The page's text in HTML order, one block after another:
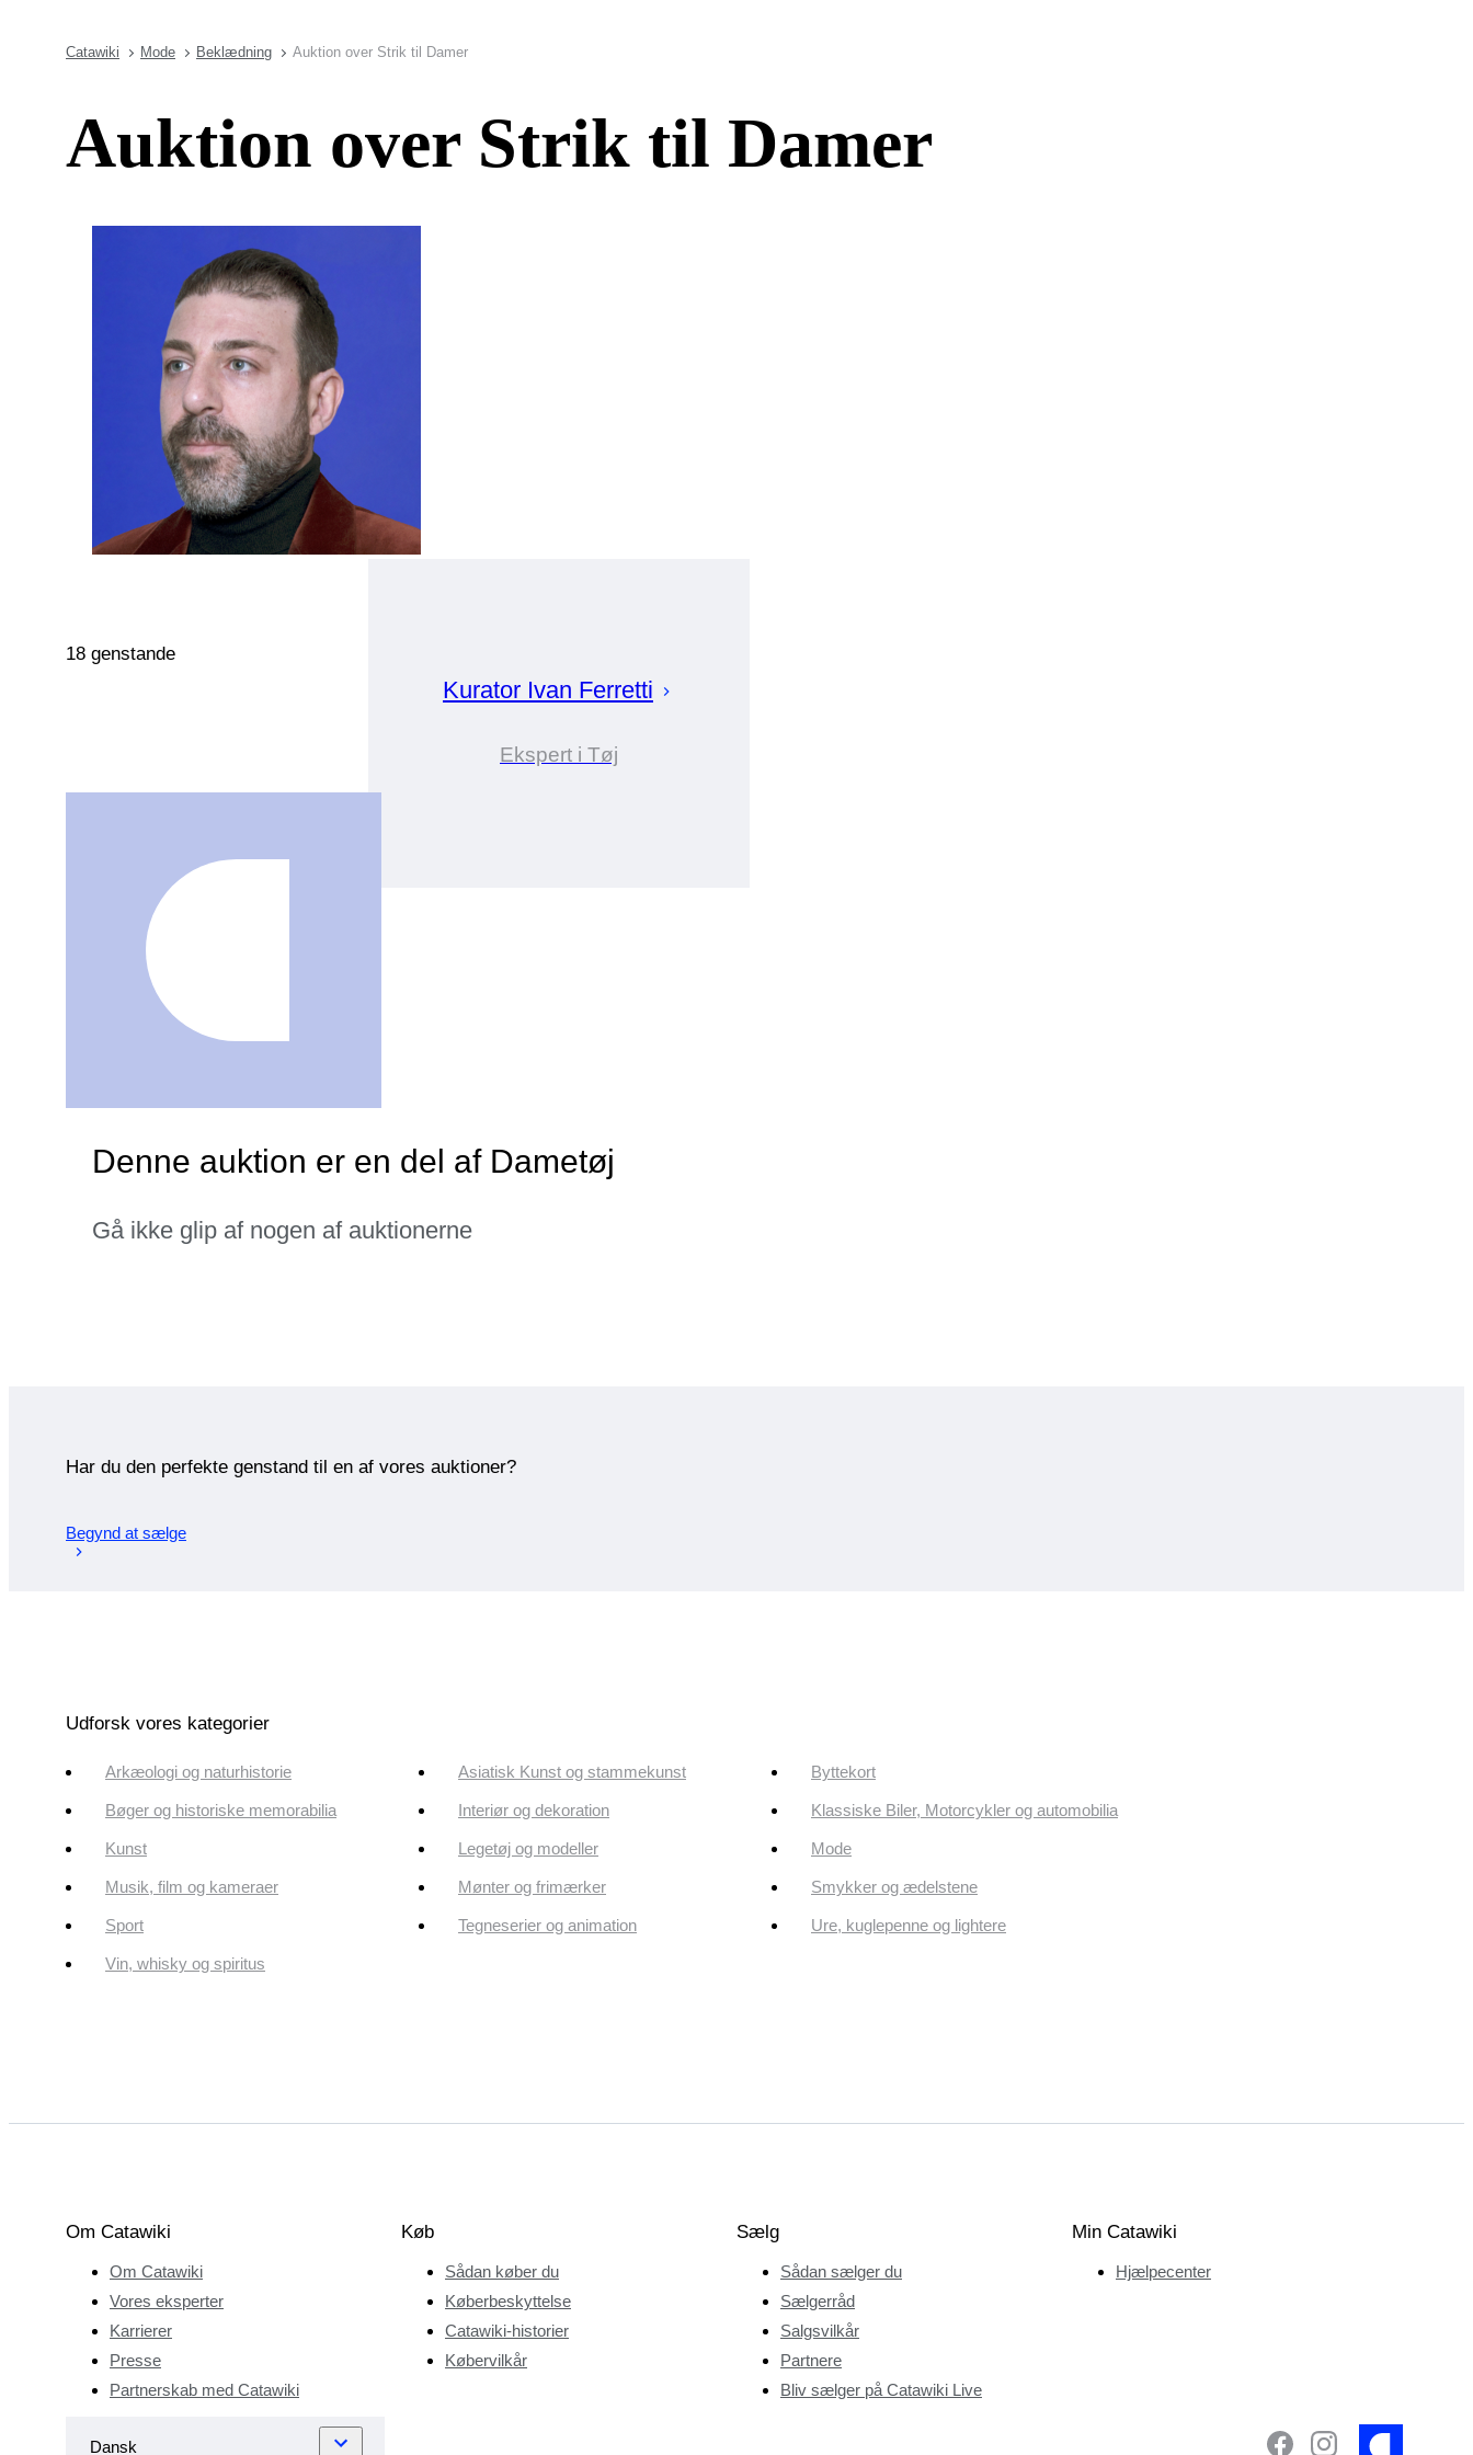
Catawiki Mode Beklædning Auktion over Strik til Damer
Auktion over Strik til Damer
Kurator Ivan Ferretti
Ekspert i Tøj
18 genstande
Denne auktion er en del af Dametøj
Gå ikke glip af nogen af auktionerne
Har du den perfekte genstand til en af vores auktioner?
Begynd at sælge
Udforsk vores kategorier
Arkæologi og naturhistorie Asiatisk Kunst og stammekunst Byttekort
Bøger og historiske memorabilia Interiør og dekoration Klassiske Biler, Motorcykler og automobilia
Kunst Legetøj og modeller Mode
Musik, film og kameraer Mønter og frimærker Smykker og ædelstene
Sport Tegneserier og animation Ure, kuglepenne og lightere
Vin, whisky og spiritus
Om Catawiki
Om Catawiki
Vores eksperter
Karrierer
Presse
Partnerskab med Catawiki
Køb
Sådan køber du
Køberbeskyttelse
Catawiki-historier
Købervilkår
Sælg
Sådan sælger du
Sælgerråd
Salgsvilkår
Partnere
Bliv sælger på Catawiki Live
Min Catawiki
Hjælpecenter